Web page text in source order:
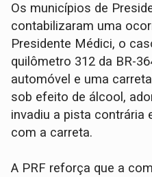
Os municípios de
contabilizaram uma
Presidente Médici, o
quilômetro 312 da BR-
automóvel e uma
sob efeito de álcool,
invadiu a pista contrária
com a carreta.
A PRF reforça que a